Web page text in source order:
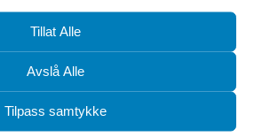
Tillat Alle
Avslå Alle
Tilpass samtykke
Herre
Velg alternativ